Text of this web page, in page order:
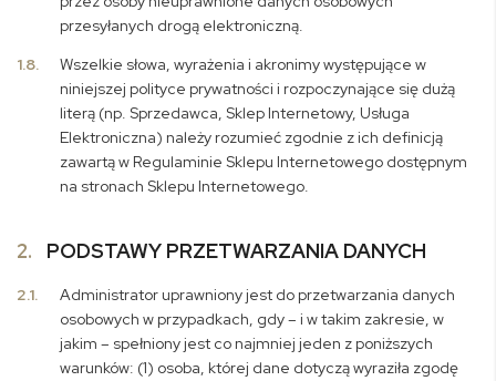
przesyłanych drogą elektroniczną.
1.8.
Wszelkie słowa, wyrażenia i akronimy występujące w
niniejszej polityce prywatności i rozpoczynające się dużą
literą (np. Sprzedawca, Sklep Internetowy, Usługa
Elektroniczna) należy rozumieć zgodnie z ich definicją
zawartą w Regulaminie Sklepu Internetowego dostępnym
na stronach Sklepu Internetowego.
2. PODSTAWY PRZETWARZANIA DANYCH
2.1.
Administrator uprawniony jest do przetwarzania danych
osobowych w przypadkach, gdy – i w takim zakresie, w
jakim – spełniony jest co najmniej jeden z poniższych
warunków: (1) osoba, której dane dotyczą wyraziła zgodę